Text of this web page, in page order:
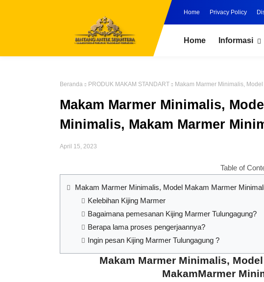
Home Privacy Policy
Home Informasi
Beranda PRODUK MAKAM STANDART Makam Marmer Minimalis,
Makam Marmer Minimalis,
Minimalis, Makam Marmer
April 15, 2023
Table of
Makam Marmer Minimalis, Model Makam Marmer
Kelebihan Kijing Marmer
Bagaimana pemesanan Kijing Marmer Tulungagung?
Berapa lama proses pengerjaannya?
Ingin pesan Kijing Marmer Tulungagung ?
Makam Marmer Minimalis,
MakamMarmer